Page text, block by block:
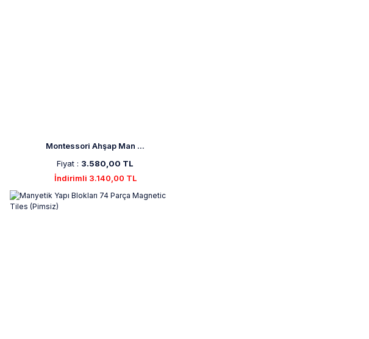
Montessori Ahşap Man ...
Fiyat : 3.580,00 TL
İndirimli 3.140,00 TL